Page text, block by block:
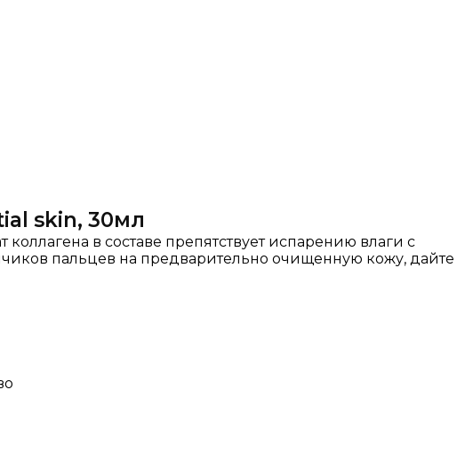
skin, 30мл
в составе препятствует испарению влаги с
пальцев на предварительно очищенную кожу, дайте